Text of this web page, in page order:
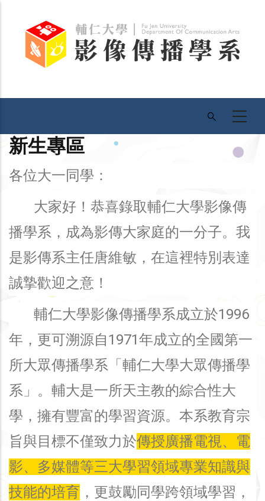
新生專區
各位大一同學：
大家好！恭喜錄取輔仁大學影像傳
播學系，成為影傳大家庭的一分子。我
是影傳系主任唐維敏，在這裡特別表達
誠摯歡迎之意！
輔仁大學影像傳播學系成立於1996
年，更可溯源自1971年成立的全國第一
所大眾傳播學系「輔仁大學大眾傳播學
系」。輔大是一所天主教的綜合性大
學，擁有豐富的學習資源。本系教育宗
旨與目標不僅致力於傳授廣播電視、電
影、多媒體等三大學習領域專業知識與
技能的培育 ，更鼓勵同學跨領域學習，